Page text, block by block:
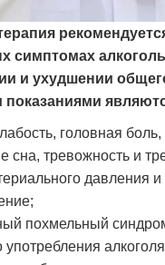
симптомах
и ухудшении
головная
сна, тревожность и
давления
похмельный
употребления